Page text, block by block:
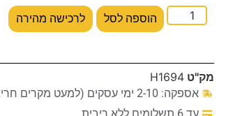
הוספה לסל לרכישה מהירה
מק"ט H1694
אספקה: 2-10 ימי עסקים (למעט מקרים חריגים)